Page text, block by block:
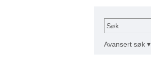
Søk
Avansert søk ▾